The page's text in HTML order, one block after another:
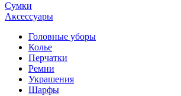
Сумки
Аксессуары
Головные уборы
Колье
Перчатки
Ремни
Украшения
Шарфы